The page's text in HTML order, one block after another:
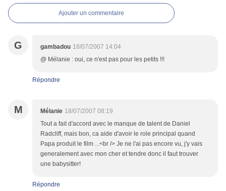
Ajouter un commentaire
G gambadou 18/07/2007 14:04
@ Mélanie : oui, ce n'est pas pour les petits !!!
Répondre
M Mélanie 18/07/2007 08:19
Tout a fait d'accord avec le manque de talent de Daniel
Radcliff, mais bon, ca aide d'avoir le role principal quand
Papa produit le film ...<br /> Je ne l'ai pas encore vu, j'y vais
generalement avec mon cher et tendre donc il faut trouver
une babysitter!
Répondre